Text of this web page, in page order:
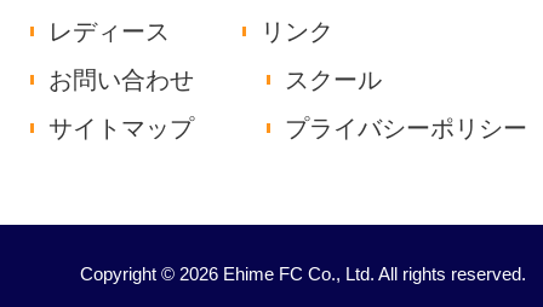
レディース
リンク
お問い合わせ
スクール
サイトマップ
プライバシーポリシー
Copyright © 2026 Ehime FC Co., Ltd. All rights reserved.